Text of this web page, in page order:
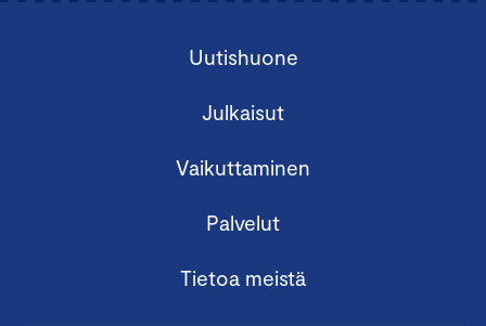
Uutishuone
Julkaisut
Vaikuttaminen
Palvelut
Tietoa meistä